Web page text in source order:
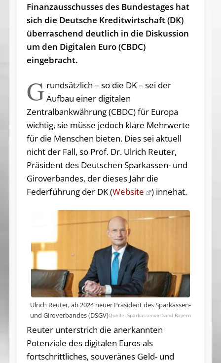
Finanzausschusses des Bundestages hat
sich die Deutsche Kreditwirtschaft (DK)
überraschend deutlich in die Diskussion
um den Digitalen Euro (CBDC)
eingebracht.
G rundsätzlich – so die DK – sei der
Aufbau einer digitalen
Zentralbankwährung (CBDC) für Europa
wichtig, sie müsse jedoch klare Mehrwerte
für die Menschen bieten. Dies sei aktuell
nicht der Fall, so Prof. Dr. Ulrich Reuter,
Präsident des Deutschen Sparkassen- und
Giroverbandes, der dieses Jahr die
Federführung der DK (Website ) innehat.
Ulrich Reuter, ab 2024 neuer Präsident des Sparkassen-
und Giroverbandes (DSGV)
Sparkassenverband Bayern
Reuter unterstrich die anerkannten
Potenziale des digitalen Euros als
fortschrittliches, souveränes Geld- und